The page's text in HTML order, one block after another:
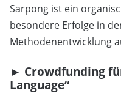
Sarpong ist ein
besondere Erfolge in
Methodenentwicklung
► Crowdfunding
Language“